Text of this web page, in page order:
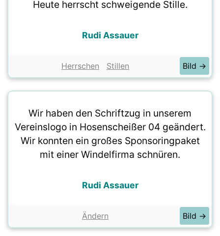
Heute herrscht schweigende Stille.
Rudi Assauer
Herrschen Stillen Bild →
Wir haben den Schriftzug in unserem
Vereinslogo in Hosenscheißer 04 geändert.
Wir konnten ein großes Sponsoringpaket
mit einer Windelfirma schnüren.
Rudi Assauer
Ändern Bild →